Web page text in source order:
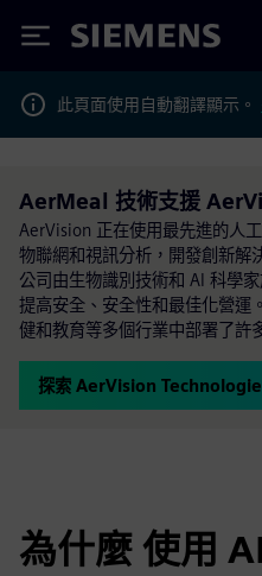
Siemens
此頁面使用自動翻譯顯示。
AerMeal 技術支援
AerVision 正在使用最先進的人
物聯網和視訊分析，開發創新解
公司由生物識別技術和 AI 科學
提高安全、安全性和最佳化營運
健和教育等多個行業中部署了許
探索 AerVision
為什麼 使用